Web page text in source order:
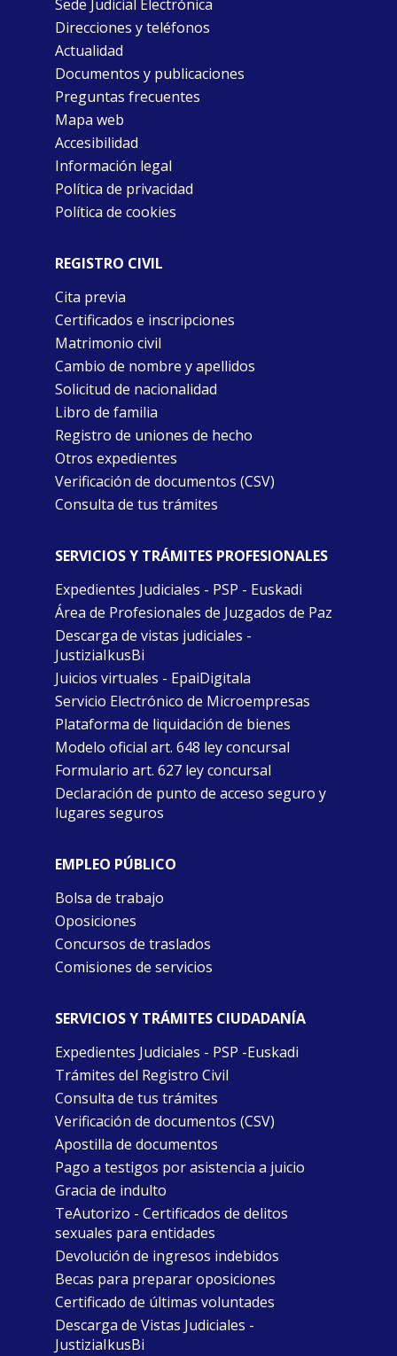
Sede Judicial Electrónica
Direcciones y teléfonos
Actualidad
Documentos y publicaciones
Preguntas frecuentes
Mapa web
Accesibilidad
Información legal
Política de privacidad
Política de cookies
REGISTRO CIVIL
Cita previa
Certificados e inscripciones
Matrimonio civil
Cambio de nombre y apellidos
Solicitud de nacionalidad
Libro de familia
Registro de uniones de hecho
Otros expedientes
Verificación de documentos (CSV)
Consulta de tus trámites
SERVICIOS Y TRÁMITES PROFESIONALES
Expedientes Judiciales - PSP - Euskadi
Área de Profesionales de Juzgados de Paz
Descarga de vistas judiciales -
JustiziaIkusBi
Juicios virtuales - EpaiDigitala
Servicio Electrónico de Microempresas
Plataforma de liquidación de bienes
Modelo oficial art. 648 ley concursal
Formulario art. 627 ley concursal
Declaración de punto de acceso seguro y
lugares seguros
EMPLEO PÚBLICO
Bolsa de trabajo
Oposiciones
Concursos de traslados
Comisiones de servicios
SERVICIOS Y TRÁMITES CIUDADANÍA
Expedientes Judiciales - PSP -Euskadi
Trámites del Registro Civil
Consulta de tus trámites
Verificación de documentos (CSV)
Apostilla de documentos
Pago a testigos por asistencia a juicio
Gracia de indulto
TeAutorizo - Certificados de delitos
sexuales para entidades
Devolución de ingresos indebidos
Becas para preparar oposiciones
Certificado de últimas voluntades
Descarga de Vistas Judiciales -
JustiziaIkusBi